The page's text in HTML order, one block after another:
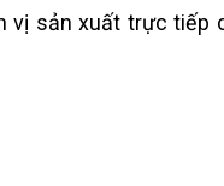
vị sản xuất trực tiếp